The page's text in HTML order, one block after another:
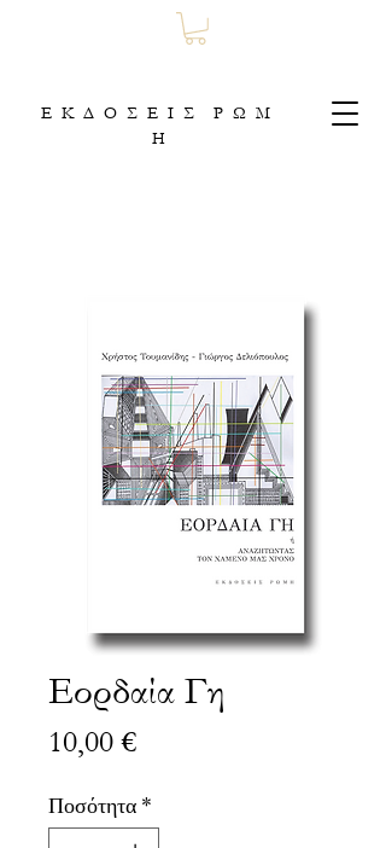
Ε Κ Δ Ο Σ Ε Ι Σ Ρ Ω Μ
Η
Εορδαία Γη
10,00 €Τιμή
Ποσότητα *